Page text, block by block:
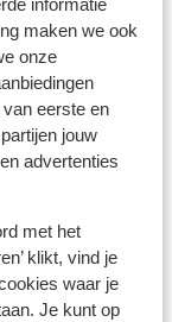
informatie
maken we ook
onze
eerste en
jouw
advertenties
met het
klikt, vind je
waar je
Je kunt op